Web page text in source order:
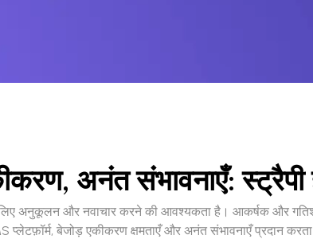
अनंत संभावनाएँ:
लिए अनुकूलन और नवाचार करने की आवश्यकता है। आकर्षक और
बेजोड़ एकीकरण क्षमताएँ और अनंत संभावनाएँ प्रदान